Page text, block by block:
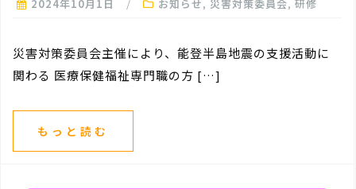
2024年10月1日 お知らせ, 災害対策委員会, 研修
災害対策委員会主催により、能登半島地震の支援活動に
関わる 医療保健福祉専門職の方 […]
もっと読む